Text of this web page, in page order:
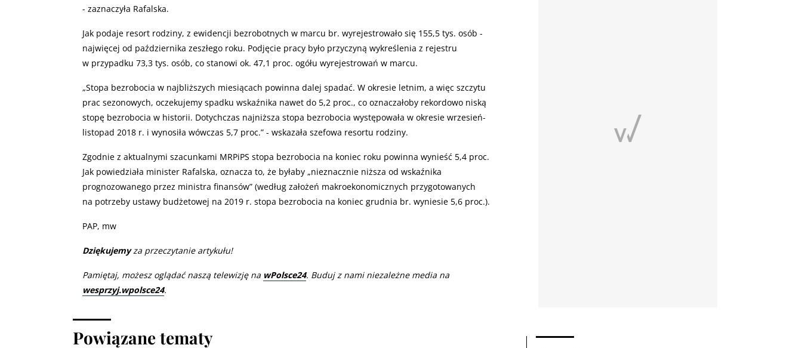
- zaznaczyła Rafalska.
Jak podaje resort rodziny, z ewidencji bezrobotnych w marcu br. wyrejestrowało się 155,5 tys. osób -
najwięcej od października zeszłego roku. Podjęcie pracy było przyczyną wykreślenia z rejestru
w przypadku 73,3 tys. osób, co stanowi ok. 47,1 proc. ogółu wyrejestrowań w marcu.
„Stopa bezrobocia w najbliższych miesiącach powinna dalej spadać. W okresie letnim, a więc szczytu
prac sezonowych, oczekujemy spadku wskaźnika nawet do 5,2 proc., co oznaczałoby rekordowo niską
stopę bezrobocia w historii. Dotychczas najniższa stopa bezrobocia występowała w okresie wrzesień-
listopad 2018 r. i wynosiła wówczas 5,7 proc.” - wskazała szefowa resortu rodziny.
Zgodnie z aktualnymi szacunkami MRPiPS stopa bezrobocia na koniec roku powinna wynieść 5,4 proc.
Jak powiedziała minister Rafalska, oznacza to, że byłaby „nieznacznie niższa od wskaźnika
prognozowanego przez ministra finansów” (według założeń makroekonomicznych przygotowanych
na potrzeby ustawy budżetowej na 2019 r. stopa bezrobocia na koniec grudnia br. wyniesie 5,6 proc.).
PAP, mw
Dziękujemyza przeczytanie artykułu!
Pamiętaj, możesz oglądać naszą telewizję na wPolsce24. Buduj z nami niezależne media na
wesprzyj.wpolsce24.
Powiązane tematy